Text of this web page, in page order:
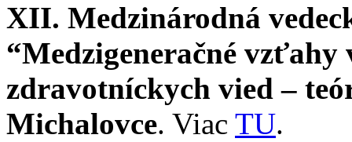
XII. Medzinárodná
“Medzigeneračné vzťahy
zdravotníckych vied –
Michalovce. Viac TU.